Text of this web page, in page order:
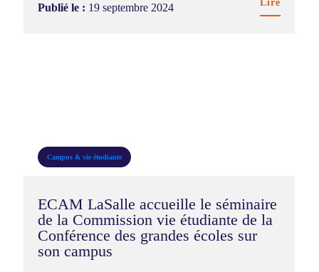
Publié le : 19 septembre 2024 Lire
Campus & vie étudiante
ECAM LaSalle accueille le séminaire
de la Commission vie étudiante de la
Conférence des grandes écoles sur
son campus